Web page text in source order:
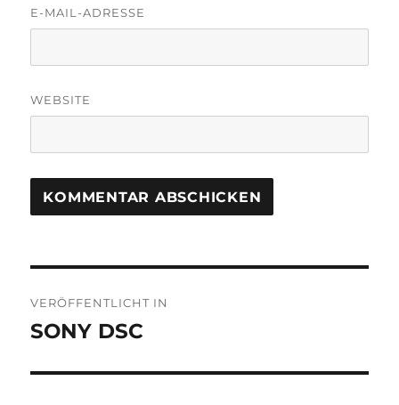
E-MAIL-ADRESSE
WEBSITE
VERÖFFENTLICHT IN
SONY DSC